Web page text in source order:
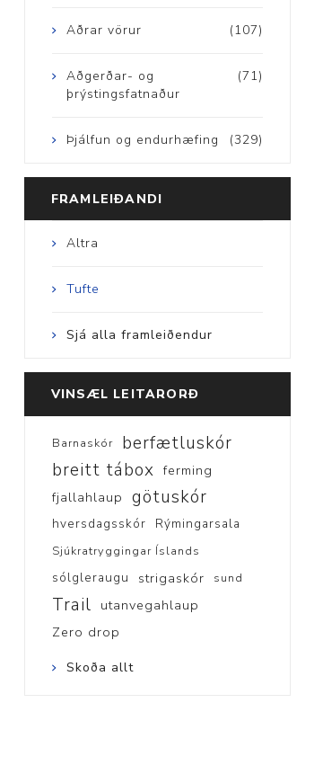
(107)
Aðrar vörur
(71)
Aðgerðar- og
þrýstingsfatnaður
(329)
Þjálfun og endurhæfing
FRAMLEIÐANDI
Altra
Tufte
Sjá alla framleiðendur
VINSÆL LEITARORÐ
Barnaskór
berfætluskór
breitt tábox ferming
fjallahlaup götuskór
hversdagsskór Rýmingarsala
Sjúkratryggingar Íslands
sólgleraugu strigaskór sund
Trail utanvegahlaup
Zero drop
Skoða allt